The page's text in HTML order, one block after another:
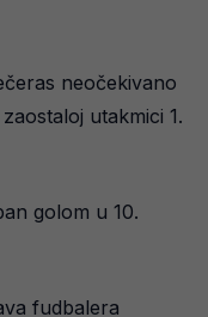
neočekivano
utakmici 1.
golom u 10.
fudbalera